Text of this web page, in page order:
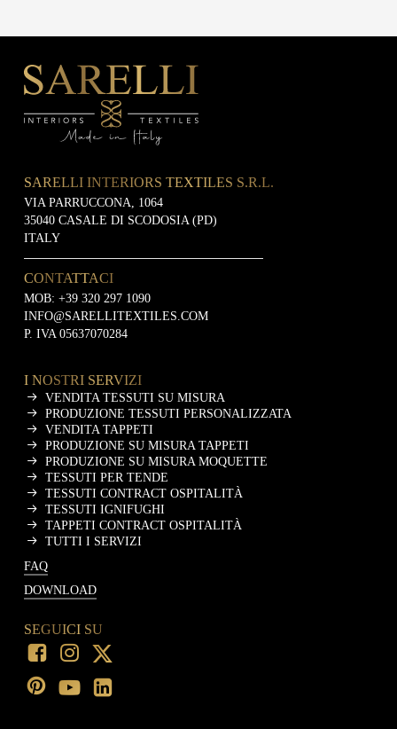
SARELLI INTERIORS TEXTILES S.R.L.
VIA PARRUCCONA, 1064
35040 CASALE DI SCODOSIA (PD)
ITALY
CONTATTACI
MOB: +39 320 297 1090
INFO@SARELLITEXTILES.COM
P. IVA 05637070284
I NOSTRI SERVIZI
VENDITA TESSUTI SU MISURA
PRODUZIONE TESSUTI PERSONALIZZATA
VENDITA TAPPETI
PRODUZIONE SU MISURA TAPPETI
PRODUZIONE SU MISURA MOQUETTE
TESSUTI PER TENDE
TESSUTI CONTRACT OSPITALITÀ
TESSUTI IGNIFUGHI
TAPPETI CONTRACT OSPITALITÀ
TUTTI I SERVIZI
FAQ
DOWNLOAD
SEGUICI SU